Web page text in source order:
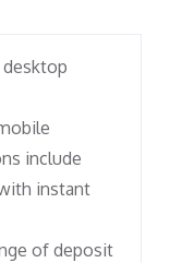
include
instant
of deposit